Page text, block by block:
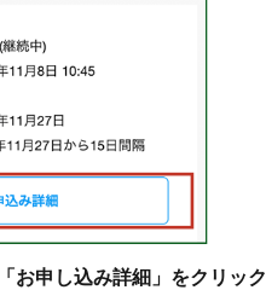
お申し込み詳細」をクリック